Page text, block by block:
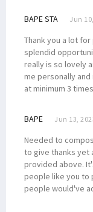
BAPE STA Jun
Thank you a lot
splendid
really is so lovely
me personally
at minimum 3
BAPE Jun 13,
Needed to
to give thanks yet
provided above.
people like you to
people would've